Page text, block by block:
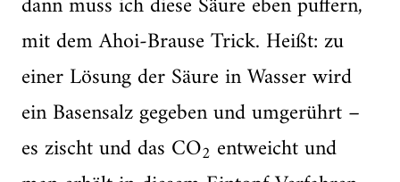
mit dem Ahoi-Brause Trick. Heißt: zu
einer Lösung der Säure in Wasser wird
ein Basensalz gegeben und umgerührt –
es zischt und das CO2 entweicht und